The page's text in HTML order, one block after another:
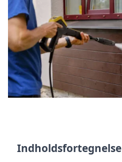
Indholdsfortegnelse